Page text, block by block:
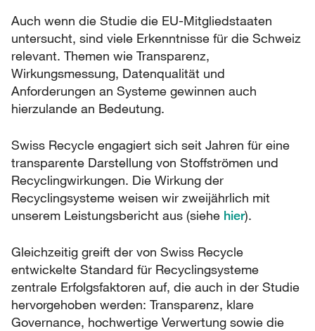
Auch wenn die Studie die EU-Mitgliedstaaten
untersucht, sind viele Erkenntnisse für die Schweiz
relevant. Themen wie Transparenz,
Wirkungsmessung, Datenqualität und
Anforderungen an Systeme gewinnen auch
hierzulande an Bedeutung.
Swiss Recycle engagiert sich seit Jahren für eine
transparente Darstellung von Stoffströmen und
Recyclingwirkungen. Die Wirkung der
Recyclingsysteme weisen wir zweijährlich mit
unserem Leistungsbericht aus (siehe hier).
Gleichzeitig greift der von Swiss Recycle
entwickelte Standard für Recyclingsysteme
zentrale Erfolgsfaktoren auf, die auch in der Studie
hervorgehoben werden: Transparenz, klare
Governance, hochwertige Verwertung sowie die